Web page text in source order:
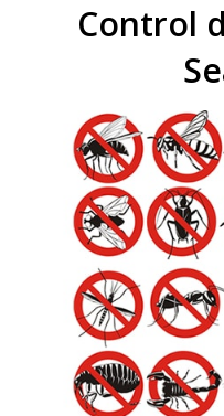
Control